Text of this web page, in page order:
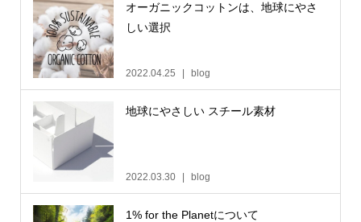
オーガニックコットンは、地球にやさ
しい選択
2022.04.25 blog
地球にやさしい スチール素材
2022.03.30 blog
1% for the Planetについて